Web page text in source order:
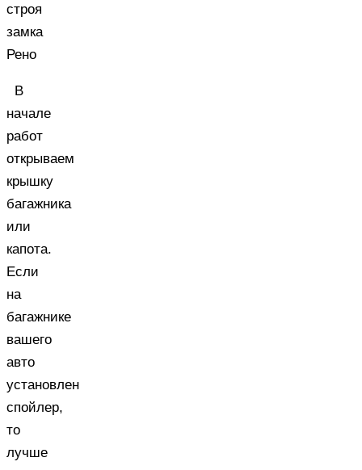
строя
замка
Рено
В
начале
работ
открываем
крышку
багажника
или
капота.
Если
на
багажнике
вашего
авто
установлен
спойлер,
то
лучше